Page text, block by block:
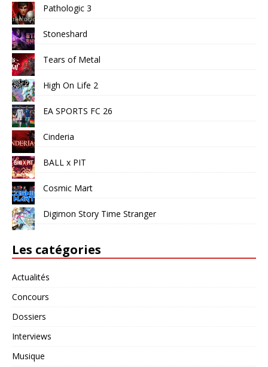
Pathologic 3
Stoneshard
Tears of Metal
High On Life 2
EA SPORTS FC 26
Cinderia
BALL x PIT
Cosmic Mart
Digimon Story Time Stranger
Les catégories
Actualités
Concours
Dossiers
Interviews
Musique